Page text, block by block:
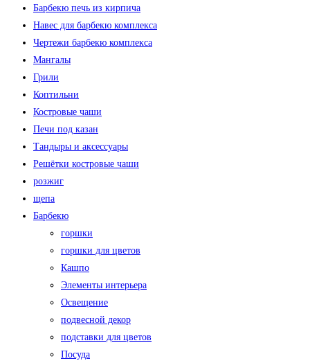
Барбекю печь из кирпича
Навес для барбекю комплекса
Чертежи барбекю комплекса
Мангалы
Грили
Коптильни
Костровые чаши
Печи под казан
Тандыры и аксессуары
Решётки костровые чаши
розжиг
щепа
Барбекю
горшки
горшки для цветов
Кашпо
Элементы интерьера
Освещение
подвесной декор
подставки для цветов
Посуда